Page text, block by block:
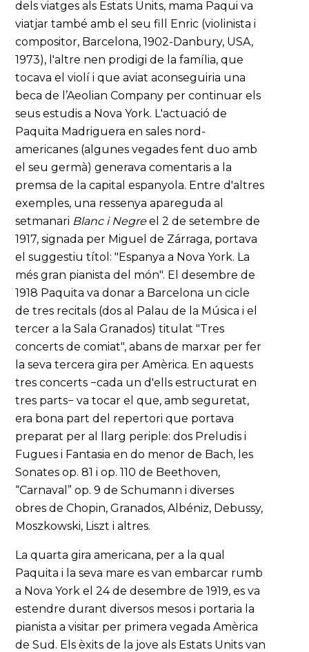
dels viatges als Estats Units, mama Paqui va
viatjar també amb el seu fill Enric (violinista i
compositor, Barcelona, 1902-Danbury, USA,
1973), l'altre nen prodigi de la família, que
tocava el violí i que aviat aconseguiria una
beca de l’Aeolian Company per continuar els
seus estudis a Nova York. L'actuació de
Paquita Madriguera en sales nord-
americanes (algunes vegades fent duo amb
el seu germà) generava comentaris a la
premsa de la capital espanyola. Entre d'altres
exemples, una ressenya apareguda al
setmanari Blanc i Negreel 2 de setembre de
1917, signada per Miguel de Zárraga, portava
el suggestiu títol: "Espanya a Nova York. La
més gran pianista del món". El desembre de
1918 Paquita va donar a Barcelona un cicle
de tres recitals (dos al Palau de la Música i el
tercer a la Sala Granados) titulat "Tres
concerts de comiat", abans de marxar per fer
la seva tercera gira per Amèrica. En aquests
tres concerts −cada un d'ells estructurat en
tres parts− va tocar el que, amb seguretat,
era bona part del repertori que portava
preparat per al llarg periple: dos Preludis i
Fugues i Fantasia en do menor de Bach, les
Sonates op. 81 i op. 110 de Beethoven,
“Carnaval” op. 9 de Schumann i diverses
obres de Chopin, Granados, Albéniz, Debussy,
Moszkowski, Liszt i altres.
La quarta gira americana, per a la qual
Paquita i la seva mare es van embarcar rumb
a Nova York el 24 de desembre de 1919, es va
estendre durant diversos mesos i portaria la
pianista a visitar per primera vegada Amèrica
de Sud. Els èxits de la jove als Estats Units van